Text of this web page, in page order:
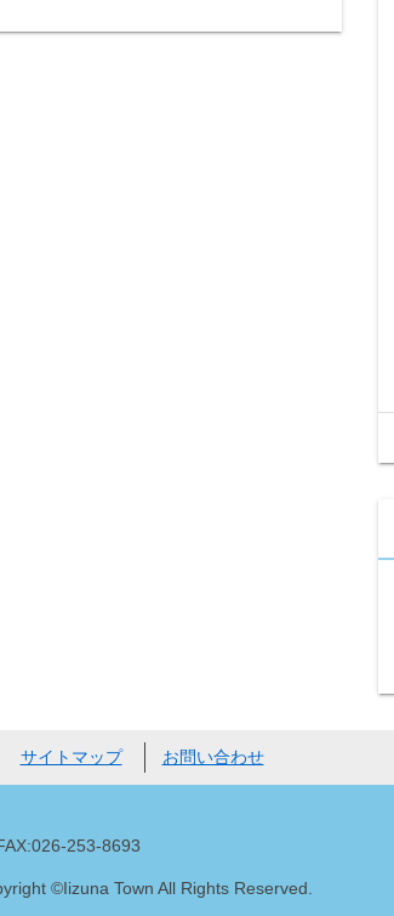
サイトマップ お問い合わせ
253-8693
©Iizuna Town All Rights Reserved.